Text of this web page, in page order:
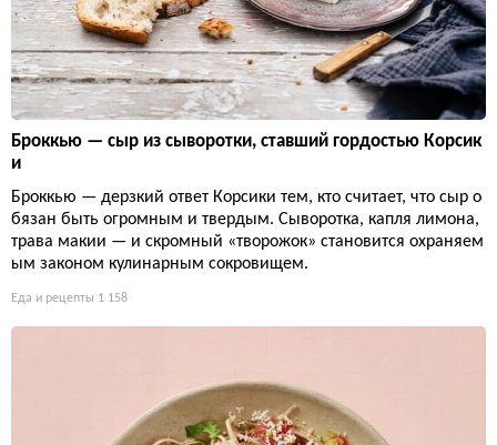
Броккью — сыр из сыворотки, ставший гордостью Корсик
и
Броккью — дерзкий ответ Корсики тем, кто считает, что сыр о
бязан быть огромным и твердым. Сыворотка, капля лимона,
трава макии — и скромный «творожок» становится охраняем
ым законом кулинарным сокровищем.
Еда и рецепты 1 158